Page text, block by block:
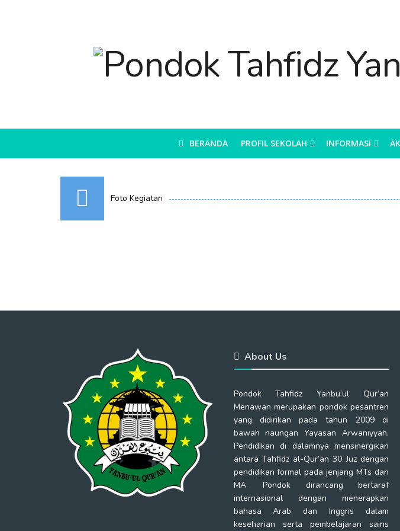
BERANDA PROFIL SEKOLAH INFORMASI
Foto Kegiatan
About Us
Pondok Tahfidz Yanbu’ul Qur’an
Menawan merupakan pondok pesantren
yang didirikan pada tahun 2009 di
bawah naungan Yayasan Arwaniyyah.
Pendidikan di dalamnya mensinergikan
antara Tahfidz al-Qur’an 30 Juz dengan
pendidikan formal pada jenjang MTs dan
MA. Pondok dirancang bertaraf
internasional dengan menerapkan
bahasa Arab dan Inggris dalam
keseharian serta pembelajaran sains